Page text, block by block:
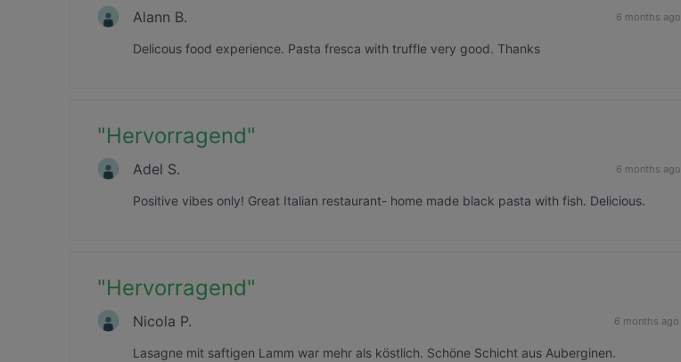
Alann B. 6 months ago
Delicous food experience. Pasta fresca with truffle very good. Thanks
"Hervorragend"
Adel S. 6 months ago
Positive vibes only! Great Italian restaurant- home made black pasta with fish. Delicious.
"Hervorragend"
Nicola P. 6 months ago
Lasagne mit saftigen Lamm war mehr als köstlich. Schöne Schicht aus Auberginen.